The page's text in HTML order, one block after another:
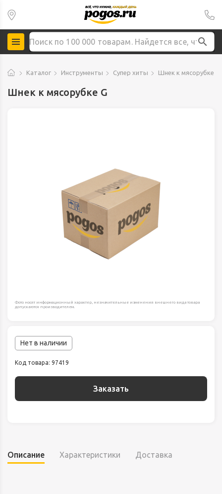
Каталог Инструменты Супер хиты Шнек к мясорубке G
Шнек к мясорубке G
Фото носят информационный характер, незначительные изменения внешнего вида товара
допускаются производителем.
Нет в наличии
Код товара: 97419
Заказать
Описание Характеристики Доставка